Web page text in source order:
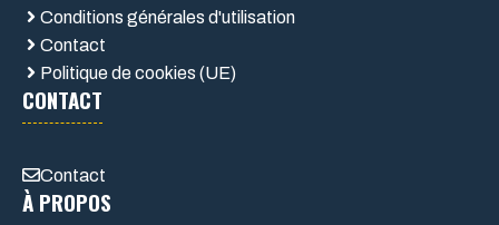
Conditions générales d'utilisation
Contact
Politique de cookies (UE)
CONTACT
Contact
À PROPOS